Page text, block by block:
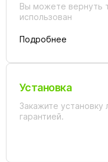
Вы можете вернуть
использован
Подробнее
Установка
Закажите
гарантией.